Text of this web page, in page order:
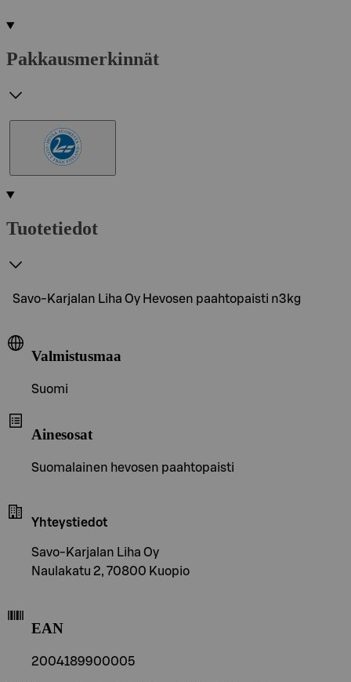
Pakkausmerkinnät
Tuotetiedot
Savo-Karjalan Liha Oy Hevosen paahtopaisti n3kg
Valmistusmaa
Suomi
Ainesosat
Suomalainen hevosen paahtopaisti
Yhteystiedot
Savo-Karjalan Liha Oy
Naulakatu 2, 70800 Kuopio
EAN
2004189900005